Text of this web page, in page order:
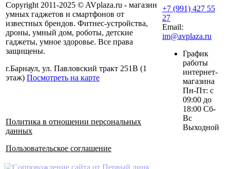
Copyright 2011-2025 © AVplaza.ru - магазин
умных гаджетов и смартфонов от
известных брендов. Фитнес-устройства,
дроны, умный дом, роботы, детские
гаджеты, умное здоровье. Все права
защищены.
г.Барнаул, ул. Павловский тракт 251В (1
этаж) Посмотреть на карте
Политика в отношении персональных
данных
Пользовательское соглашение
+7 (991) 427 55
27
Email:
im@avplaza.ru
График
работы
интернет-
магазина
Пн-Пт: с
09:00 до
18:00 Сб-
Вс
Выходной